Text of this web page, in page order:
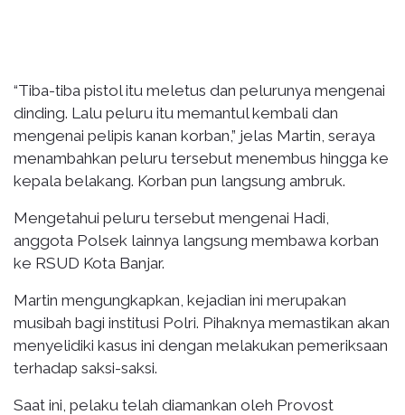
“Tiba-tiba pistol itu meletus dan pelurunya mengenai
dinding. Lalu peluru itu memantul kembali dan
mengenai pelipis kanan korban,” jelas Martin, seraya
menambahkan peluru tersebut menembus hingga ke
kepala belakang. Korban pun langsung ambruk.
Mengetahui peluru tersebut mengenai Hadi,
anggota Polsek lainnya langsung membawa korban
ke RSUD Kota Banjar.
Martin mengungkapkan, kejadian ini merupakan
musibah bagi institusi Polri. Pihaknya memastikan akan
menyelidiki kasus ini dengan melakukan pemeriksaan
terhadap saksi-saksi.
Saat ini, pelaku telah diamankan oleh Provost